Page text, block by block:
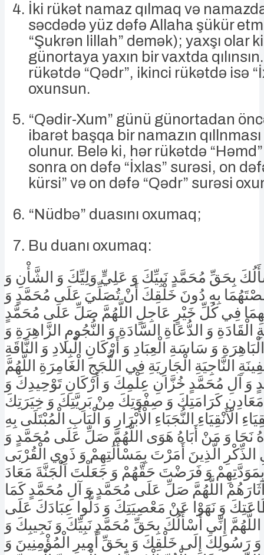
İki rükət namaz qılmaq və
səcdədə yüz dəfə Allaha şükür
“Şukrən lillah” demək); yaxşı olar
günortaya yaxın bir vaxtda
rükətdə “Qədr”, ikinci rükətdə isə
oxunsun.
“Qədir-Xum” günü günortadan
ibarət başqa bir namazın
olunur. Belə ki, hər rükətdə
sonra on dəfə “İxlas” surəsi, on
kürsi” və on dəfə “Qədr” surəsi
“Nüdbə” duasını oxumaq;
Bu duanı oxumaq:
بِحَقِّ مُحَمَّدٍ نَبِيِّكَ وَ عَلِيٍّ وَلِيِّكَ وَ الشَّأْنِ وَ
بِهِ دُونَ خَلْقِكَ أَنْ تُصَلِّيَ عَلَى مُحَمَّدٍ وَ
فِي كُلِّ خَيْرٍ عَاجِلٍ اللَّهُمَّ صَلِّ عَلَى مُحَمَّدٍ
الْقَادَةِ وَ الدُّعَاةِ السَّادَةِ وَ النُّجُومِ الزَّاهِرَةِ وَ
وَ سَاسَةِ الْعِبَادِ وَ أَرْكَانِ الْبِلادِ وَ النَّاقَةِ
النَّاجِيَةِ الْجَارِيَةِ فِي اللُّجَجِ الْغَامِرَةِ اللَّهُمَّ
آلِ مُحَمَّدٍ خُزَّانِ عِلْمِكَ وَ أَرْكَانِ تَوْحِيدِكَ وَ
مَعَادِنِ كَرَامَتِكَ وَ صِفْوَتِكَ مِنْ بَرِيَّتِكَ وَ خِيَرَتِكَ
الْأَنْقِيَاءِ النُّجَبَاءِ الْأَبْرَارِ وَ الْبَابِ الْمُبْتَلَى بِهِ
نَجَا وَ مَنْ أَبَاهُ هَوَى اللَّهُمَّ صَلِّ عَلَى مُحَمَّدٍ وَ
الَّذِينَ أَمَرْتَ بِمَسْأَلَتِهِمْ وَ ذَوِي الْقُرْبَى
وَ فَرَضْتَ حَقَّهُمْ وَ جَعَلْتَ الْجَنَّةَ مَعَادَ
اللَّهُمَّ صَلِّ عَلَى مُحَمَّدٍ وَ آلِ مُحَمَّدٍ كَمَا
وَ نَهَوْا عَنْ مَعْصِيَتِكَ وَ دَلُّوا عِبَادَكَ عَلَى
اللَّهُمَّ إِنِّي أَسْأَلُكَ بِحَقِّ مُحَمَّدٍ نَبِيِّكَ وَ نَجِيبِكَ وَ
رَسُولِكَ إِلَى خَلْقِكَ وَ بِحَقِّ أَمِيرِ الْمُؤْمِنِينَ وَ